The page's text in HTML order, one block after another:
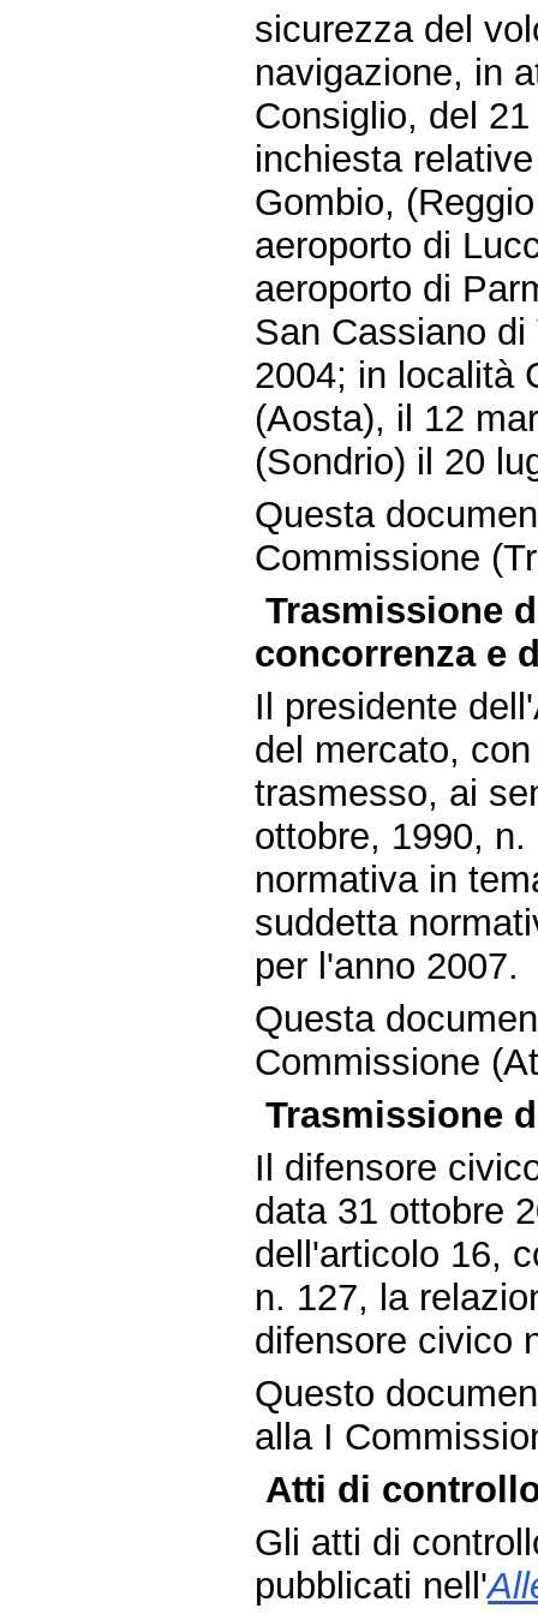
sicurezza del
navigazione, in
Consiglio, del
inchiesta
Gombio,
aeroporto di
aeroporto di
San Cassiano
2004; in località
(Aosta), il 12
(Sondrio) il 20
Questa
Commissione
Trasmissione
concorrenza e
Il presidente
del mercato,
trasmesso, ai
ottobre, 1990,
normativa in
suddetta
per l'anno 2007.
Questa
Commissione
Trasmissione
Il difensore
data 31 ottobre
dell'articolo 16,
n. 127, la
difensore civico
Questo
alla I
Atti di
Gli atti di
pubblicati nell'